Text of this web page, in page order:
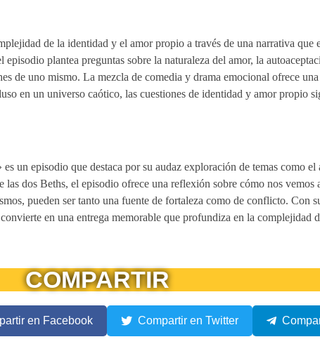
de la identidad y el amor propio a través de una narrativa que
plantea preguntas sobre la naturaleza del amor, la
de uno mismo. La mezcla de comedia y drama emocional ofrece
en un universo caótico, las cuestiones de identidad y amor propio
un episodio que destaca por su audaz exploración de temas como
dos Beths, el episodio ofrece una reflexión sobre cómo nos vemos
pueden ser tanto una fuente de fortaleza como de conflicto. Con
en una entrega memorable que profundiza en la complejidad
COMPARTIR
en Facebook Compartir en Twitter